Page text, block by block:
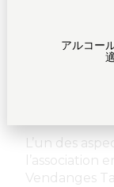
L’un des
Vendanges
アルコー